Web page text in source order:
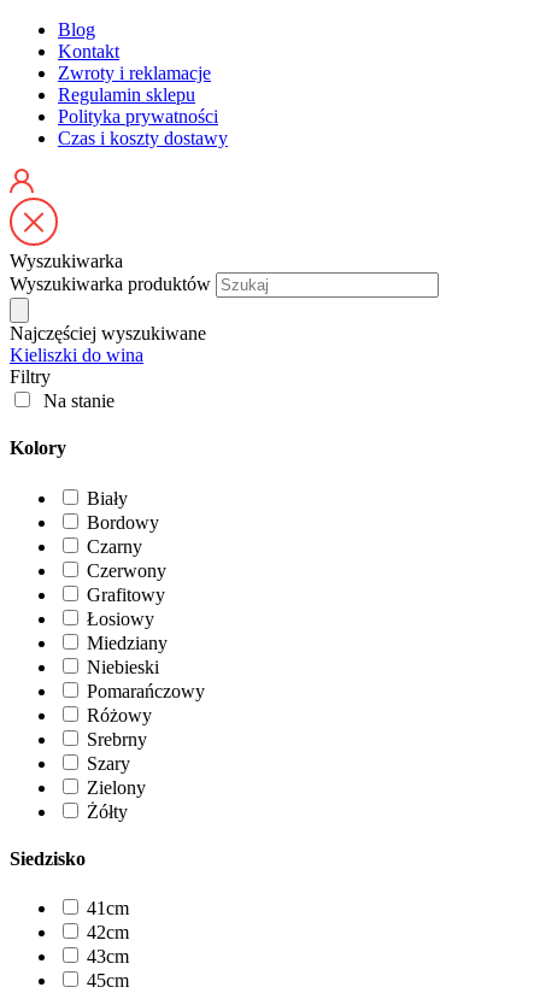
Blog
Kontakt
Zwroty i reklamacje
Regulamin sklepu
Polityka prywatności
Czas i koszty dostawy
Wyszukiwarka
Wyszukiwarka produktów
Najczęściej wyszukiwane
Kieliszki do wina
Filtry
Na stanie
Kolory
Biały
Bordowy
Czarny
Czerwony
Grafitowy
Łosiowy
Miedziany
Niebieski
Pomarańczowy
Różowy
Srebrny
Szary
Zielony
Żółty
Siedzisko
41cm
42cm
43cm
45cm